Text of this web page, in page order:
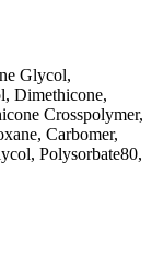
Glycol,
Dimethicone,
Crosspolymer,
Carbomer,
Polysorbate80,